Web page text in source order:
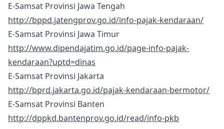
E-Samsat Provinsi Jawa Tengah
http://bppd.jatengprov.go.id/info-pajak-kendaraan/
E-Samsat Provinsi Jawa Timur
http://www.dipendajatim.go.id/page-info-pajak-
kendaraan?uptd=dinas
E-Samsat Provinsi Jakarta
http://bprd.jakarta.go.id/pajak-kendaraan-bermotor/
E-Samsat Provinsi Banten
http://dppkd.bantenprov.go.id/read/info-pkb